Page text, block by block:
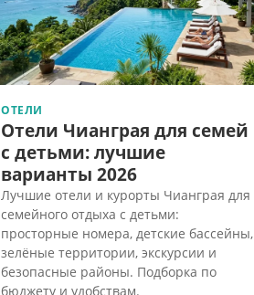
ОТЕЛИ
Отели Чианграя для семей
с детьми: лучшие
варианты 2026
Лучшие отели и курорты Чианграя для
семейного отдыха с детьми:
просторные номера, детские бассейны,
зелёные территории, экскурсии и
безопасные районы. Подборка по
бюджету и удобствам.